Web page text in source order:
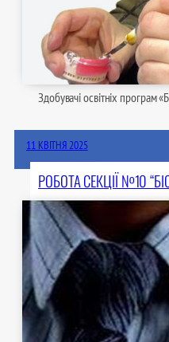
Здобувачі освітніх програм
11 КВІТНЯ 2025
РОБОТА СЕКЦІЇ №10